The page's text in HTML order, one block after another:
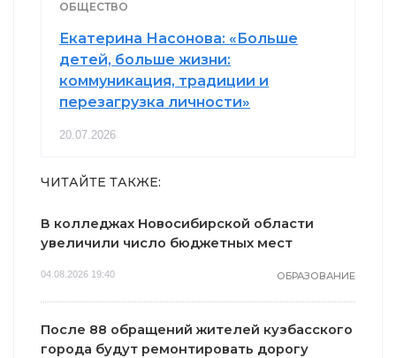
ОБЩЕСТВО
Екатерина Насонова: «Больше
детей, больше жизни:
коммуникация, традиции и
перезагрузка личности»
20.07.2026
ЧИТАЙТЕ ТАКЖЕ:
В колледжах Новосибирской области
увеличили число бюджетных мест
04.08.2026 19:40 ОБРАЗОВАНИЕ
После 88 обращений жителей кузбасского
города будут ремонтировать дорогу